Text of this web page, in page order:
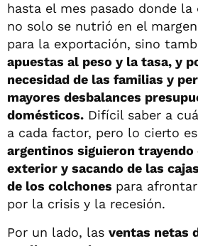
hasta el mes pasado donde la
no solo se nutrió en el
para la exportación, sino
apuestas al peso y la tasa, y
necesidad de las familias y
mayores desbalances
domésticos. Difícil saber a
a cada factor, pero lo cierto
argentinos siguieron trayendo
exterior y sacando de las
de los colchones para
por la crisis y la recesión.
Por un lado, las ventas netas